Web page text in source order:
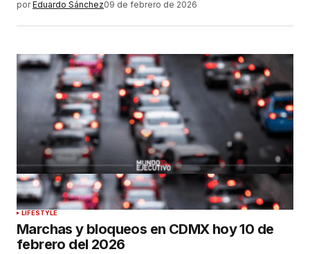
por Eduardo Sánchez09 de febrero de 2026
LIFESTYLE
Marchas y bloqueos en CDMX hoy 10 de
febrero del 2026